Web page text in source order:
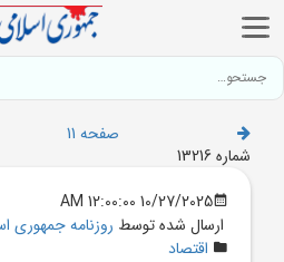
صفحه 11
شماره 13216
10/27/2025 12:00:00 AM
ارسال شده توسط روزنامه جمهوری
اقتصاد